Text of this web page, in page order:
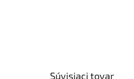
Súvisiaci tovar